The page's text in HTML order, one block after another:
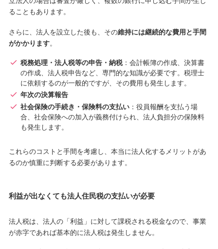
ることもあります。
さらに、法人を設立した後も、その維持には継続的な費用と手間
がかかります。
税務処理・法人税等の申告・納税：会計帳簿の作成、決算書
の作成、法人税申告など、専門的な知識が必要です。税理士
に依頼するのが一般的ですが、その費用も発生します。
年次の決算報告
社会保険の手続き・保険料の支払い ：役員報酬を支払う場
合、社会保険への加入が義務付けられ、法人負担分の保険料
も発生します。
これらのコストと手間を考慮し、本当に法人化するメリットがあ
るのか慎重に判断する必要があります。
利益が出なくても法人住民税の支払いが必要
法人税は、法人の「利益」に対して課税される税金なので、事業
が赤字であれば基本的に法人税は発生しません。